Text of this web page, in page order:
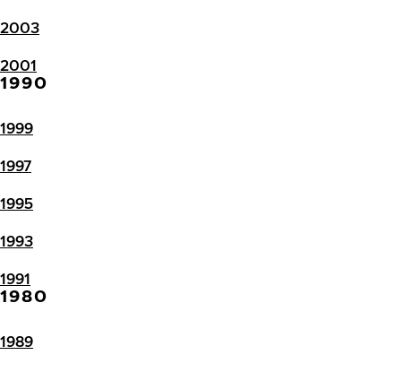
2003
2001
1990
1999
1997
1995
1993
1991
1980
1989